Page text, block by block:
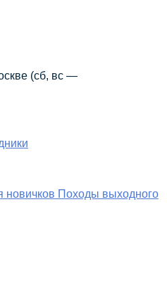
(сб, вс —
новичков Походы выходного